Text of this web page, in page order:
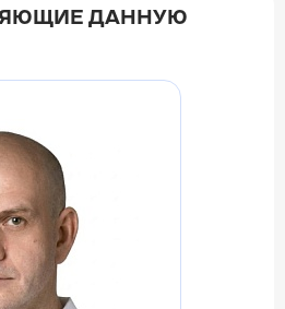
ДАННУЮ